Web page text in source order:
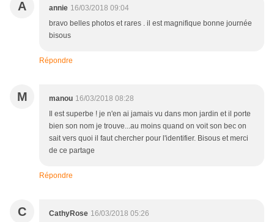
A annie 16/03/2018 09:04
bravo belles photos et rares . il est magnifique bonne journée
bisous
Répondre
M manou 16/03/2018 08:28
Il est superbe ! je n'en ai jamais vu dans mon jardin et il porte
bien son nom je trouve...au moins quand on voit son bec on
sait vers quoi il faut chercher pour l'identifier. Bisous et merci
de ce partage
Répondre
C CathyRose 16/03/2018 05:26